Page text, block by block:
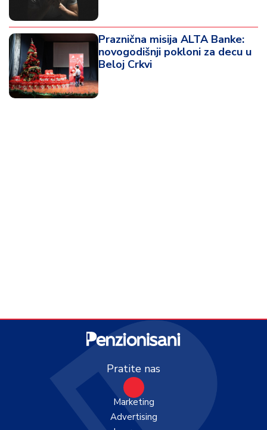
Praznična misija ALTA Banke:
novogodišnji pokloni za decu u
Beloj Crkvi
Marketing
Advertising
Pratite nas